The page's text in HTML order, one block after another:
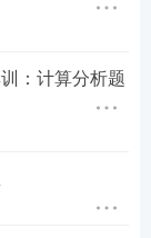
6位强师护航
：计算分析题